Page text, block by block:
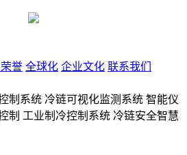
誉 全球化 企业文化 联系我们
制系统 冷链可视化监测系统 智能仪
制 工业制冷控制系统 冷链安全智慧